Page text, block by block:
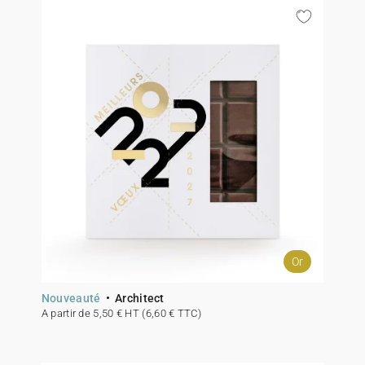
Or
Nouveauté Architect
A partir de 5,50 € HT (6,60 € TTC)